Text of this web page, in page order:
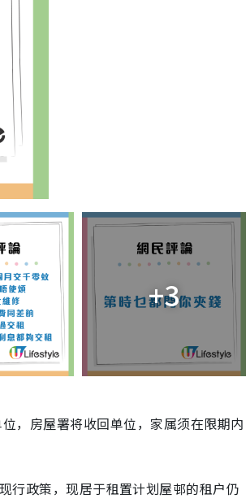
+3
，房屋署将收回单位，家属须在限期内
行政策，现居于租置计划屋邨的租户仍